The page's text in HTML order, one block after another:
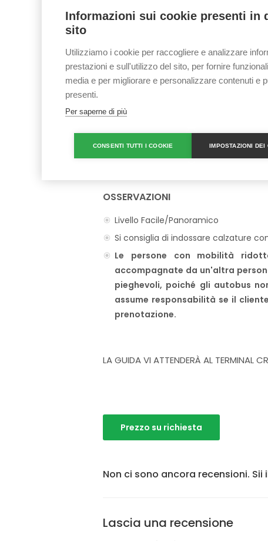
SUPPLEMENTO obbligatorio da
10,00 €
Questa tariffa è quella di
spese bancarie e i tassi di
centro.
OSSERVAZIONI
Livello Facile/Panoramico
Si consiglia di indossare calzature
Le persone con mobilità
accompagnate da un'altra
pieghevoli, poiché gli autobus
assume responsabilità se il
prenotazione.
LA GUIDA VI ATTENDERÀ AL TERMINAL
Prezzo su richiesta
Non ci sono ancora recensioni.
Lascia una recensione
Informazioni sui cookie presenti in
sito
Utilizziamo i cookie per raccogliere e analizzare
prestazioni e sull'utilizzo del sito, per fornire
media e per migliorare e personalizzare contenuti e
presenti.
Per saperne di più
CONSENTI TUTTI I COOKIE IMPOSTAZIONI DEI